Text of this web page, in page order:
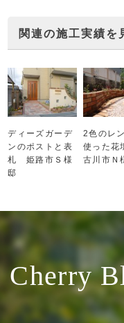
関連の施工実績を
ディーズガーデ
ンのポストと表
札 姫路市Ｓ様
邸
2色のレ
使った
古川市Ｎ
Cherry